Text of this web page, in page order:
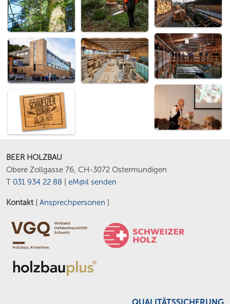
BEER HOLZBAU
Obere Zollgasse 76, CH-3072 Ostermundigen
T 031 934 22 88 eM@il senden
Kontakt [ Ansprechpersonen ]